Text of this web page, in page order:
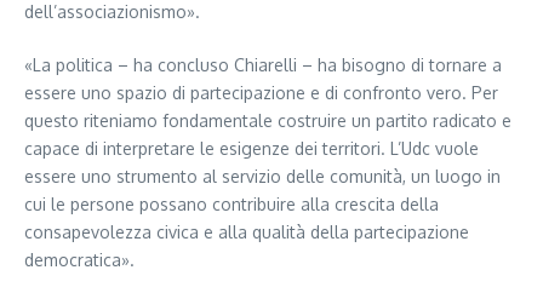
dell’associazionismo».
«La politica – ha concluso Chiarelli – ha bisogno di tornare a
essere uno spazio di partecipazione e di confronto vero. Per
questo riteniamo fondamentale costruire un partito radicato e
capace di interpretare le esigenze dei territori. L’Udc vuole
essere uno strumento al servizio delle comunità, un luogo in
cui le persone possano contribuire alla crescita della
consapevolezza civica e alla qualità della partecipazione
democratica».